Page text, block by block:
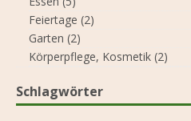
Feiertage (2)
Garten (2)
Körperpflege, Kosmetik (2)
Schlagwörter